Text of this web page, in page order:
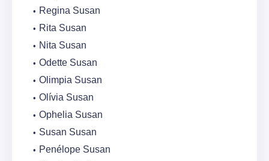
Regina Susan
Rita Susan
Nita Susan
Odette Susan
Olimpia Susan
Olívia Susan
Ophelia Susan
Susan Susan
Penélope Susan